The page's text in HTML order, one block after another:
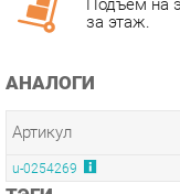
АНАЛОГИ
Артикул
u-0254269
ТЭГИ
МОДУЛЬНАЯ КУХНЯ